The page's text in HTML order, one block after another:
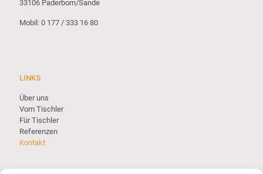
33106 Paderborn/Sande
Mobil: 0 177 / 333 16 80
LINKS
Über uns
Vom Tischler
Für Tischler
Referenzen
Kontakt